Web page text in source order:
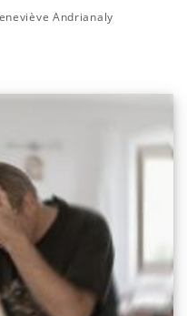
Andrianaly